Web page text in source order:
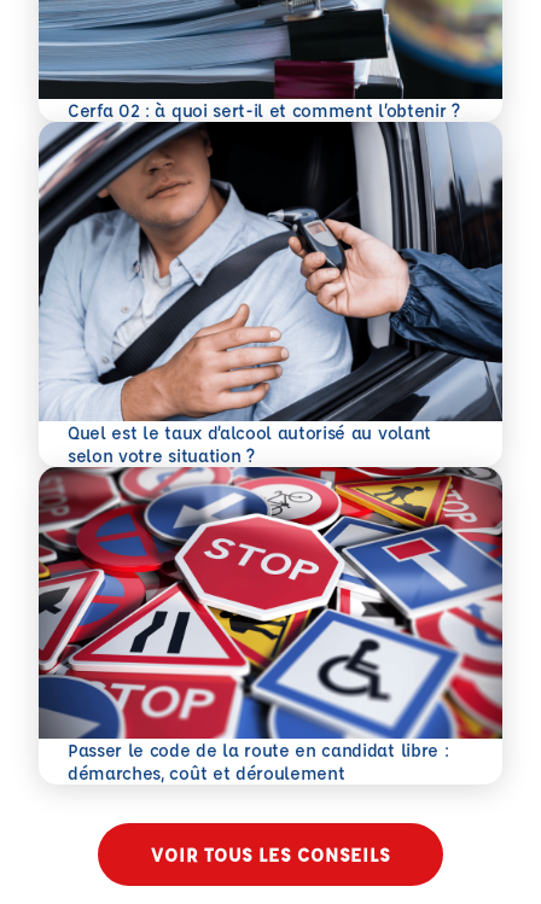
Cerfa 02 : à quoi sert-il et comment l’obtenir ?
En savoir plus
Quel est le taux d’alcool autorisé au volant
selon votre situation ?
En savoir plus
Passer le code de la route en candidat libre :
démarches, coût et déroulement
En savoir plus
VOIR TOUS LES CONSEILS